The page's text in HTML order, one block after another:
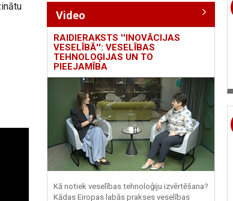
Video
RAIDIERAKSTS ''INOVĀCIJAS
VESELĪBĀ'': VESELĪBAS
TEHNOLOĢIJAS UN TO
PIEEJAMĪBA
Kā notiek veselības tehnoloģiju izvērtēšana?
Kādas Eiropas labās prakses veselības